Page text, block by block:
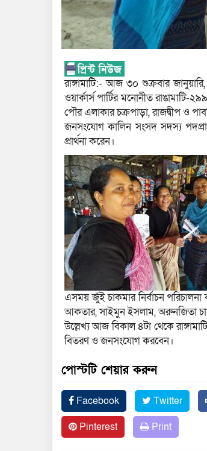
রাঙ্গামাটি:- আজ ৩০ শুক্রবার
ওয়ার্কার্স পার্টির মনোনীত রাঙামাটি-
পৌর এলাকার চক্রপাড়া, রাজদ্বীপ ও
জনসংযোগ কালিন সংসদ সদস্য
প্রার্থনা করেন।
এসময় জুঁই চাকমার নির্বাচন
আকতার, সাইমুন ইসলাম, অরুনজিতা
উল্লেখ্য আজ বিকাল ৪টা থেকে
বিতরণ ও জনসংযোগ করবেন।
পোস্টটি শেয়ার করুন
Facebook Twitter
Pinterest
Print